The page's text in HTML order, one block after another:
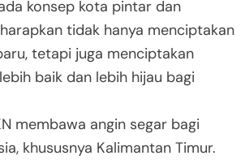
konsep kota pintar dan
tidak hanya menciptakan
tetapi juga menciptakan
baik dan lebih hijau bagi
membawa angin segar bagi
khususnya Kalimantan Timur.